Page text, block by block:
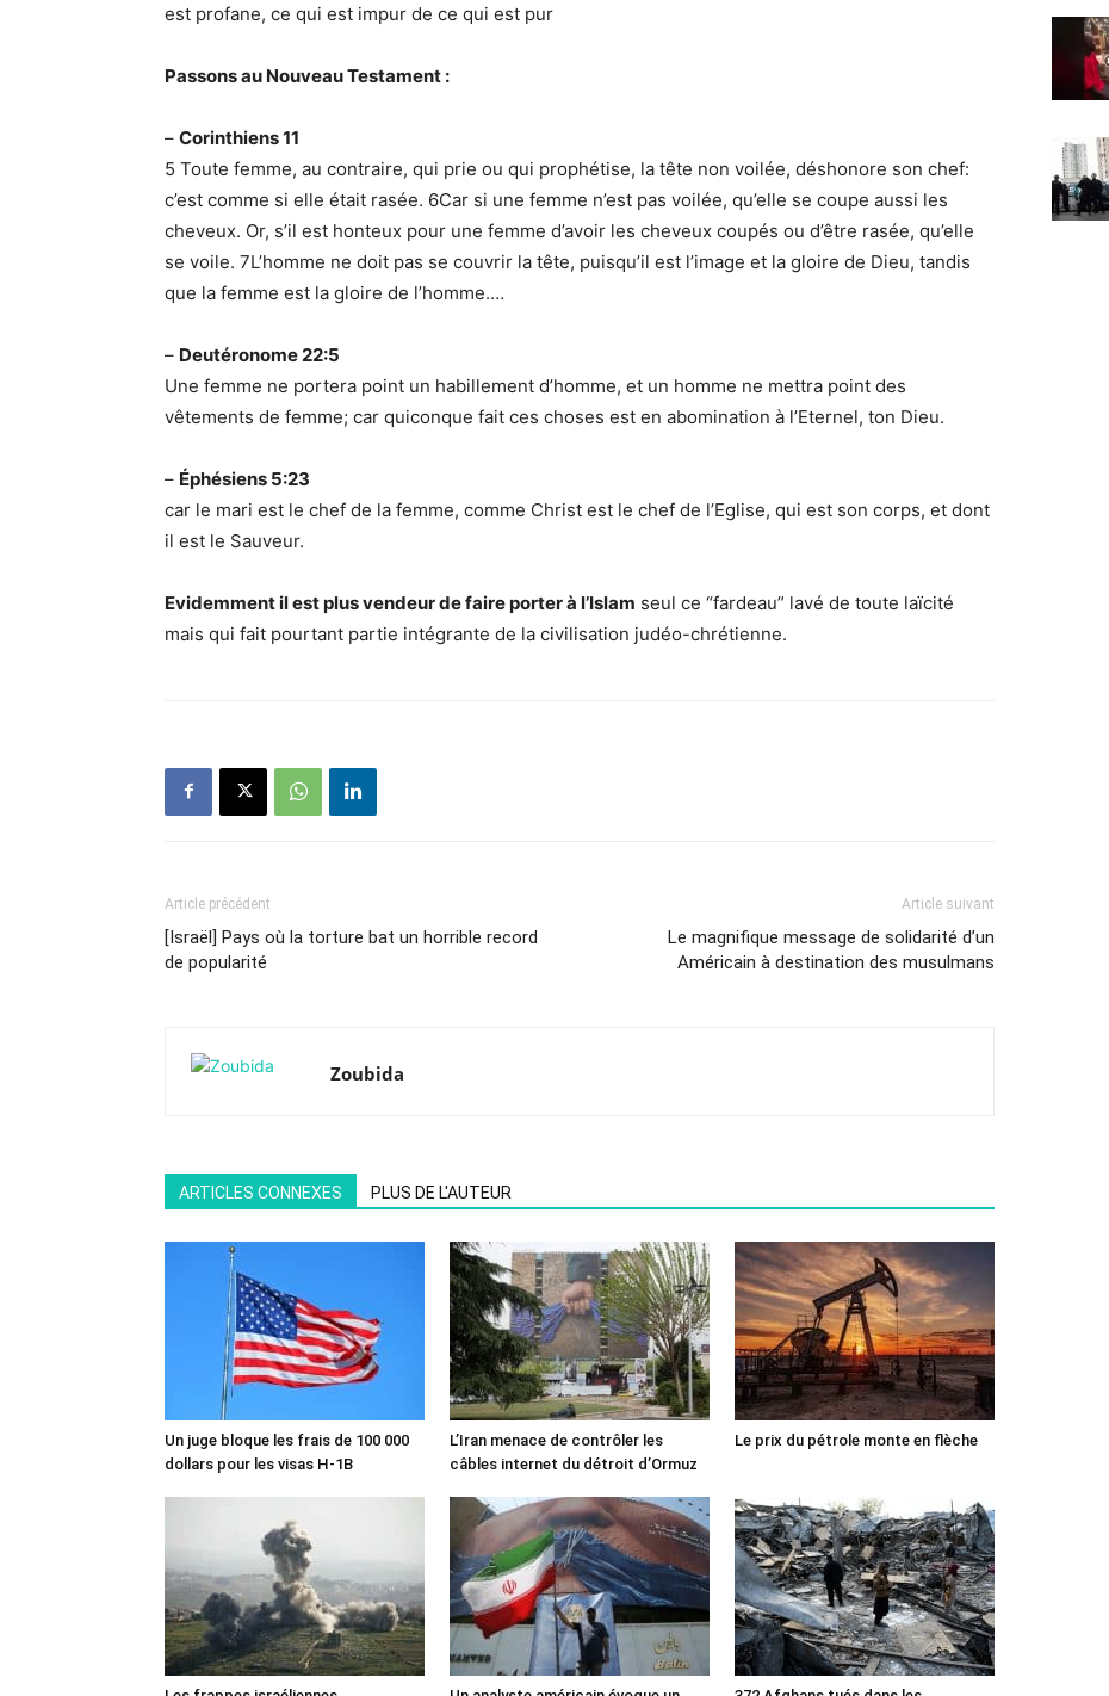
est profane, ce qui est impur de ce qui est pur
Passons au Nouveau Testament :
– Corinthiens 11
5 Toute femme, au contraire, qui prie ou qui prophétise, la tête non voilée, déshonore son chef:
c’est comme si elle était rasée. 6Car si une femme n’est pas voilée, qu’elle se coupe aussi les
cheveux. Or, s’il est honteux pour une femme d’avoir les cheveux coupés ou d’être rasée, qu’elle
se voile. 7L’homme ne doit pas se couvrir la tête, puisqu’il est l’image et la gloire de Dieu, tandis
que la femme est la gloire de l’homme.…
– Deutéronome 22:5
Une femme ne portera point un habillement d’homme, et un homme ne mettra point des
vêtements de femme; car quiconque fait ces choses est en abomination à l’Eternel, ton Dieu.
– Éphésiens 5:23
car le mari est le chef de la femme, comme Christ est le chef de l’Eglise, qui est son corps, et dont
il est le Sauveur.
Evidemment il est plus vendeur de faire porter à l’Islam seul ce “fardeau” lavé de toute laïcité
mais qui fait pourtant partie intégrante de la civilisation judéo-chrétienne.
Article précédent
[Israël] Pays où la torture bat un horrible record
de popularité
Article suivant
Le magnifique message de solidarité d’un
Américain à destination des musulmans
Zoubida
ARTICLES CONNEXES PLUS DE L'AUTEUR
Un juge bloque les frais de 100 000
dollars pour les visas H-1B
L’Iran menace de contrôler les
câbles internet du détroit d’Ormuz
Le prix du pétrole monte en flèche